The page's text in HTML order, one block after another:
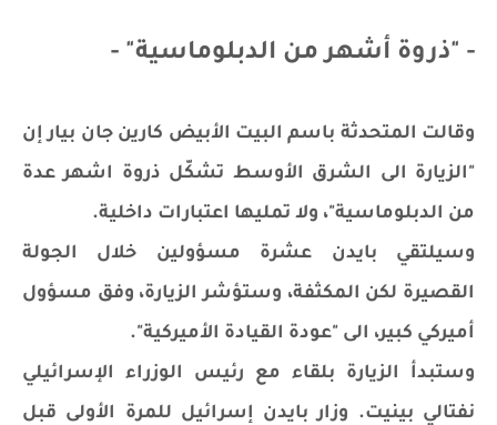
- "ذروة أشهر من الدبلوماسية" -
وقالت المتحدثة باسم البيت الأبيض كارين جان بيار إن
"الزيارة الى الشرق الأوسط تشكّل ذروة اشهر عدة
من الدبلوماسية"، ولا تمليها اعتبارات داخلية.
وسيلتقي بايدن عشرة مسؤولين خلال الجولة
القصيرة لكن المكثفة، وستؤشر الزيارة، وفق مسؤول
أميركي كبير، الى "عودة القيادة الأميركية".
وستبدأ الزيارة بلقاء مع رئيس الوزراء الإسرائيلي
نفتالي بينيت. وزار بايدن إسرائيل للمرة الأولى قبل